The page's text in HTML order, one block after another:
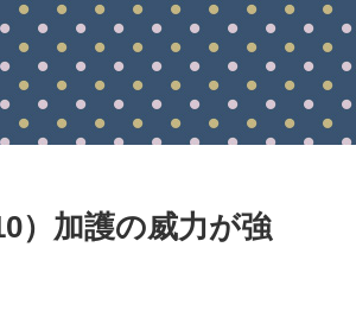
）加護の威力が強